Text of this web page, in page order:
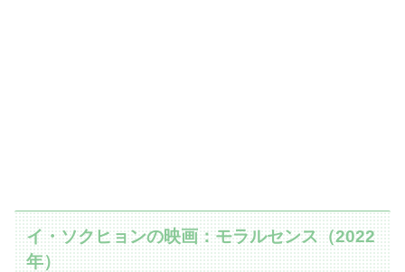
イ・ソクヒョンの映画：モラルセンス（2022
年）